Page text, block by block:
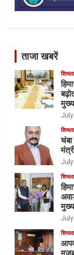
ताजा खबरें
शिमला
शिमला
चंबा
शिमला
शिमला